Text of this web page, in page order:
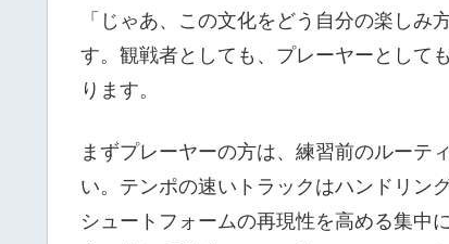
「じゃあ、この文化をどう自分の楽し
す。観戦者としても、プレーヤーとして
ります。
まずプレーヤーの方は、練習前のルーテ
い。テンポの速いトラックはハンドリン
シュートフォームの再現性を高める集中